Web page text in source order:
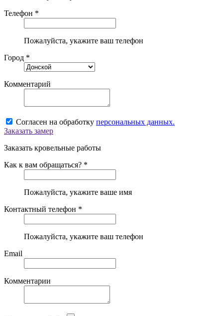
Телефон *
Пожалуйста, укажите ваш телефон
Город *
Комментарий
Согласен на обработку персональных данных.
Заказать замер
Заказать кровельные работы
Как к вам обращаться? *
Пожалуйста, укажите ваше имя
Контактный телефон *
Пожалуйста, укажите ваш телефон
Email
Комментарии